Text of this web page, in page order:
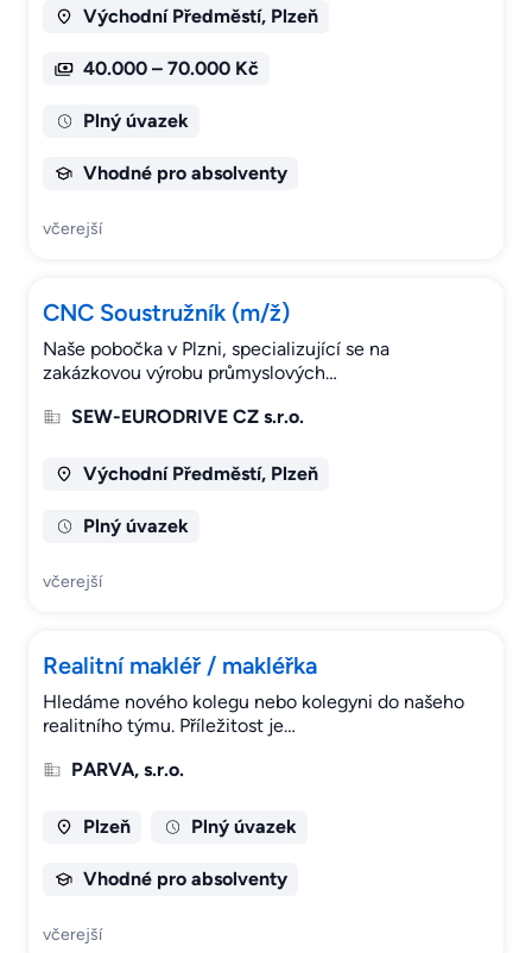
Východní Předměstí, Plzeň
40.000 – 70.000 Kč
Plný úvazek
Vhodné pro absolventy
včerejší
CNC Soustružník (m/ž)
Naše pobočka v Plzni, specializující se na
zakázkovou výrobu průmyslových…
SEW-EURODRIVE CZ s.r.o.
Východní Předměstí, Plzeň
Plný úvazek
včerejší
Realitní makléř / makléřka
Hledáme nového kolegu nebo kolegyni do našeho
realitního týmu. Příležitost je…
PARVA, s.r.o.
Plzeň Plný úvazek
Vhodné pro absolventy
včerejší